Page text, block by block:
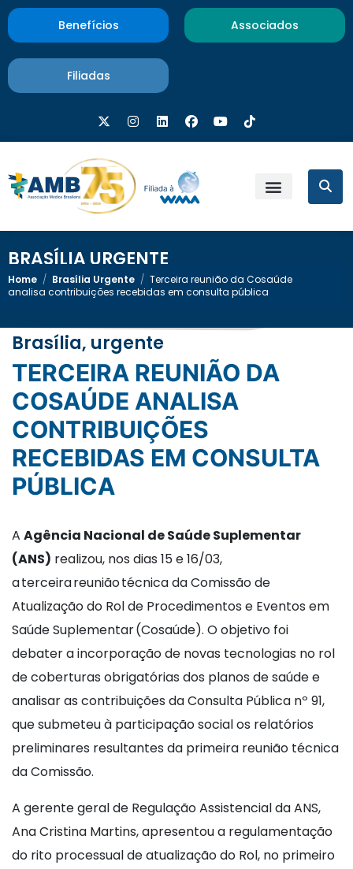
Benefícios Associados
Filiadas
BRASÍLIA URGENTE
Home / Brasília Urgente / Terceira reunião da Cosaúde
analisa contribuições recebidas em consulta pública
Brasília, urgente
TERCEIRA REUNIÃO DA
COSAÚDE ANALISA
CONTRIBUIÇÕES
RECEBIDAS EM CONSULTA
PÚBLICA
A Agência Nacional de Saúde Suplementar
(ANS) realizou, nos dias 15 e 16/03,
a terceira reunião técnica da Comissão de
Atualização do Rol de Procedimentos e Eventos em
Saúde Suplementar (Cosaúde). O objetivo foi
debater a incorporação de novas tecnologias no rol
de coberturas obrigatórias dos planos de saúde e
analisar as contribuições da Consulta Pública nº 91,
que submeteu à participação social os relatórios
preliminares resultantes da primeira reunião técnica
da Comissão.
A gerente geral de Regulação Assistencial da ANS,
Ana Cristina Martins, apresentou a regulamentação
do rito processual de atualização do Rol, no primeiro